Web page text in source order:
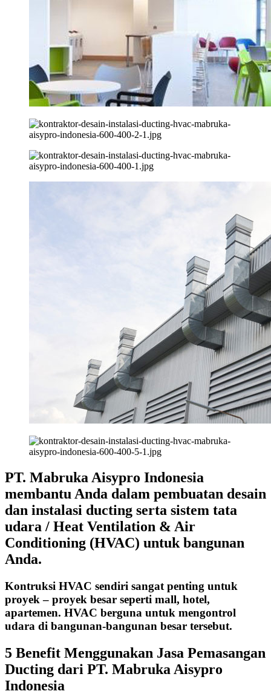
PT. Mabruka Aisypro Indonesia
membantu Anda dalam pembuatan desain
dan instalasi ducting serta sistem tata
udara / Heat Ventilation & Air
Conditioning (HVAC) untuk bangunan
Anda.
Kontruksi HVAC sendiri sangat penting untuk
proyek – proyek besar seperti mall, hotel,
apartemen. HVAC berguna untuk mengontrol
udara di bangunan-bangunan besar tersebut.
5 Benefit Menggunakan Jasa Pemasangan
Ducting dari PT. Mabruka Aisypro
Indonesia